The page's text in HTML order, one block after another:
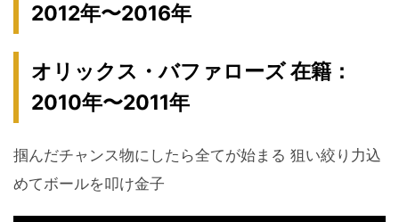
2012年〜2016年
オリックス・バファローズ 在籍：
2010年〜2011年
掴んだチャンス物にしたら全てが始まる 狙い絞り力込
めてボールを叩け金子